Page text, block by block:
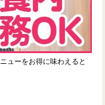
ューをお得に味わえると